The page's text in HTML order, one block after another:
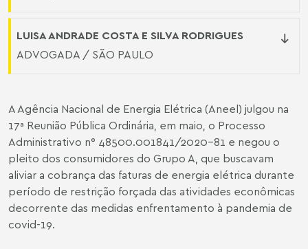
LUISA ANDRADE COSTA E SILVA RODRIGUES
ADVOGADA / SÃO PAULO
A Agência Nacional de Energia Elétrica (Aneel) julgou na
17ª Reunião Pública Ordinária, em maio, o Processo
Administrativo n° 48500.001841/2020-81 e negou o
pleito dos consumidores do Grupo A, que buscavam
aliviar a cobrança das faturas de energia elétrica durante
período de restrição forçada das atividades econômicas
decorrente das medidas enfrentamento à pandemia de
covid-19.